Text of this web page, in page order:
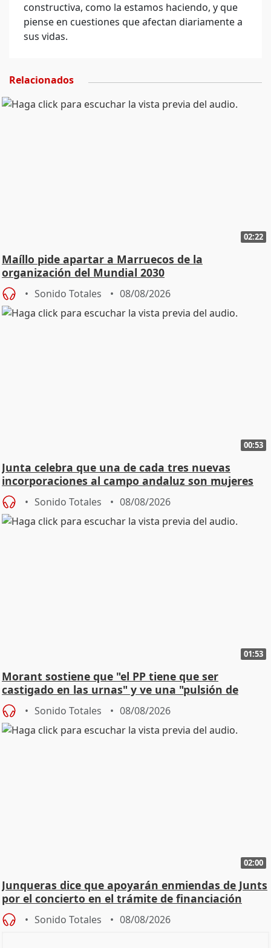
constructiva, como la estamos haciendo, y que
piense en cuestiones que afectan diariamente a
sus vidas.
Relacionados
02:22
Maíllo pide apartar a Marruecos de la
organización del Mundial 2030
Sonido Totales 08/08/2026
00:53
Junta celebra que una de cada tres nuevas
incorporaciones al campo andaluz son mujeres
jóvenes
Sonido Totales 08/08/2026
01:53
Morant sostiene que "el PP tiene que ser
castigado en las urnas" y ve una "pulsión de
cambio"
Sonido Totales 08/08/2026
02:00
Junqueras dice que apoyarán enmiendas de Junts
por el concierto en el trámite de financiación
Sonido Totales 08/08/2026